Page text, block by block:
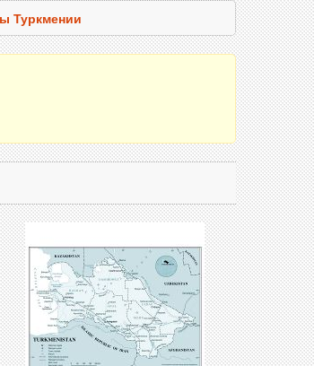
Туркмении